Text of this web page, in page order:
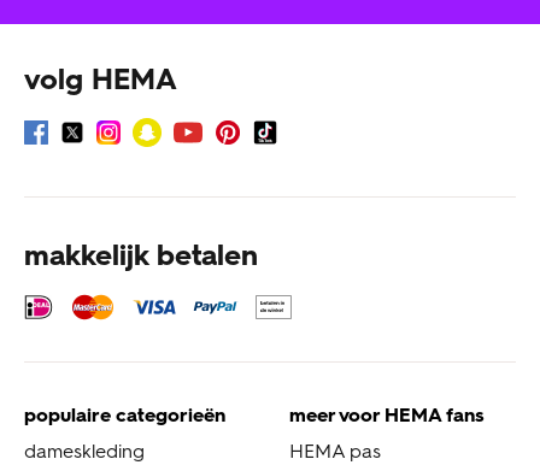
volg HEMA
makkelijk betalen
populaire categorieën
dameskleding
meer voor HEMA fans
HEMA pas